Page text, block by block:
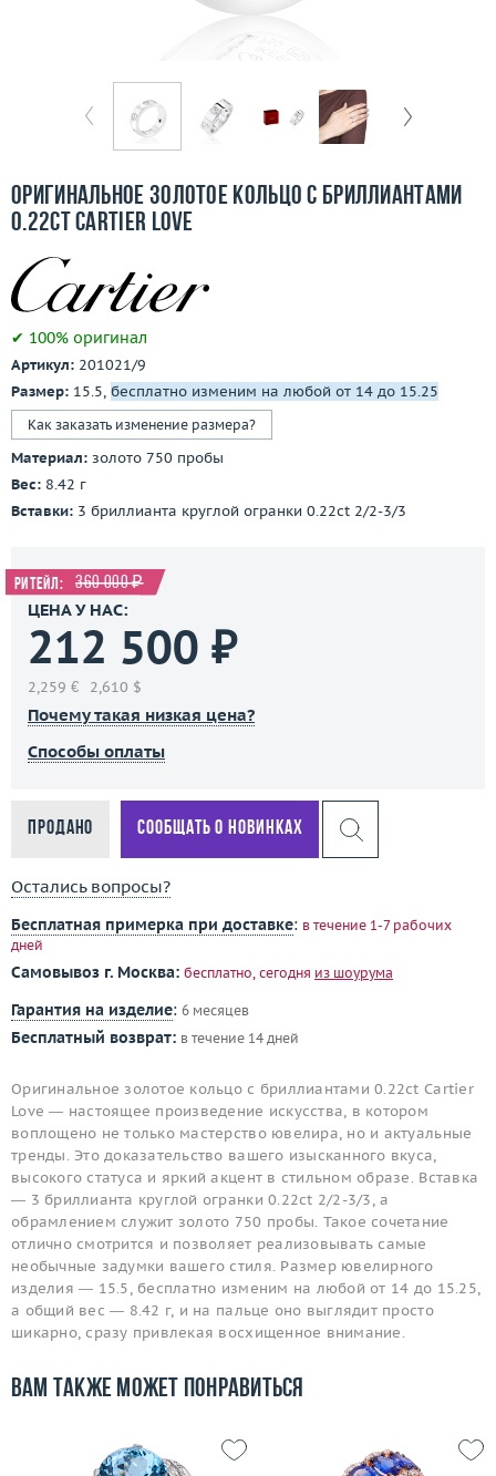
О компании
Контакты
3D-тур по шоуруму
Оригинальное золотое кольцо с бриллиантами
0.22ct Cartier Love
✔ 100% оригинал
Артикул: 201021/9
Размер: 15.5, бесплатно изменим на любой от 14 до 15.25
Как заказать изменение размера?
Материал: золото 750 пробы
Вес: 8.42 г
Вставки: 3 бриллианта круглой огранки 0.22ct 2/2-3/3
Ритейл: 360 000 ₽
ЦЕНА У НАС:
212 500 ₽
2,259 € 2,610 $
Почему такая низкая цена?
Способы оплаты
Продано Сообщать о новинках
Остались вопросы?
Бесплатная примерка при доставке: в течение 1-7 рабочих
дней
Самовывоз г. Москва: бесплатно, сегодня из шоурума
Гарантия на изделие: 6 месяцев
Бесплатный возврат: в течение 14 дней
Оригинальное золотое кольцо с бриллиантами 0.22ct Cartier
Love — настоящее произведение искусства, в котором
воплощено не только мастерство ювелира, но и актуальные
тренды. Это доказательство вашего изысканного вкуса,
высокого статуса и яркий акцент в стильном образе. Вставка
— 3 бриллианта круглой огранки 0.22ct 2/2-3/3, а
обрамлением служит золото 750 пробы. Такое сочетание
отлично смотрится и позволяет реализовывать самые
необычные задумки вашего стиля. Размер ювелирного
изделия — 15.5, бесплатно изменим на любой от 14 до 15.25,
а общий вес — 8.42 г, и на пальце оно выглядит просто
шикарно, сразу привлекая восхищенное внимание.
Вам также может понравиться